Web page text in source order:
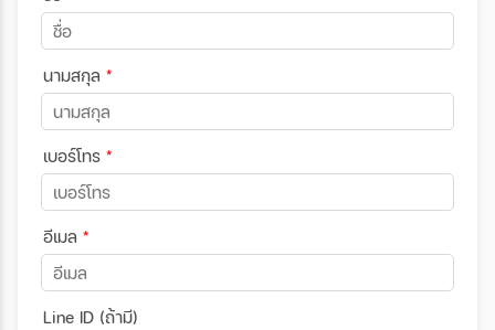
นามสกุล *
เบอร์โทร *
อีเมล *
Line ID (ถ้ามี)